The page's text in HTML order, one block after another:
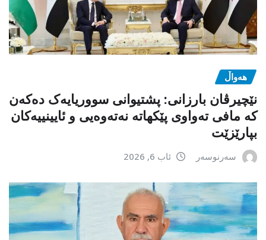
هەواڵ
نێچیرڤان بارزانی: پشتیوانی سووریایەک دەکەن
کە مافی تەواوی پێکهاتە نەتەوەیی و ئایینییەکان
بپارێزێت
سەرنوسەر ئاب 6, 2026